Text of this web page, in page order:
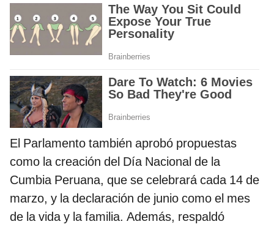
El Parlamento también aprobó propuestas
como la creación del Día Nacional de la
Cumbia Peruana, que se celebrará cada 14 de
marzo, y la declaración de junio como el mes
de la vida y la familia. Además, respaldó